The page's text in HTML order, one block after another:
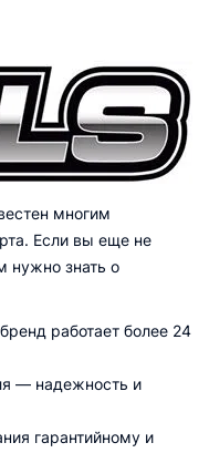
многим
Если вы еще не
нужно знать о
работает более 24
— надежность и
гарантийному и